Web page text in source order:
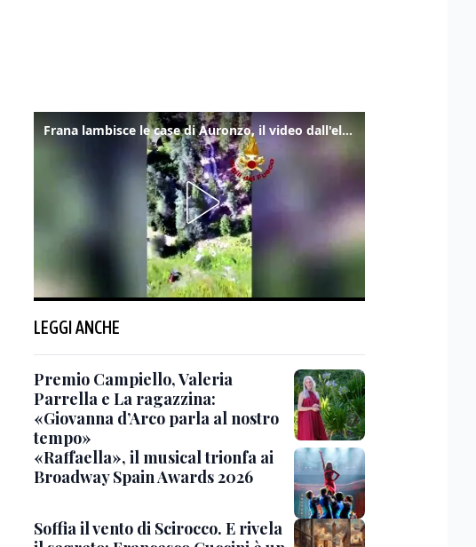
Frana lambisce le case di Auronzo, il video dall'elicottero dei vigili del fuoco
LEGGI ANCHE
Premio Campiello, Valeria
Parrella e La ragazzina:
«Giovanna d’Arco parla al nostro
tempo»
«Raffaella», il musical trionfa ai
Broadway Spain Awards 2026
Soffia il vento di Scirocco. E rivela